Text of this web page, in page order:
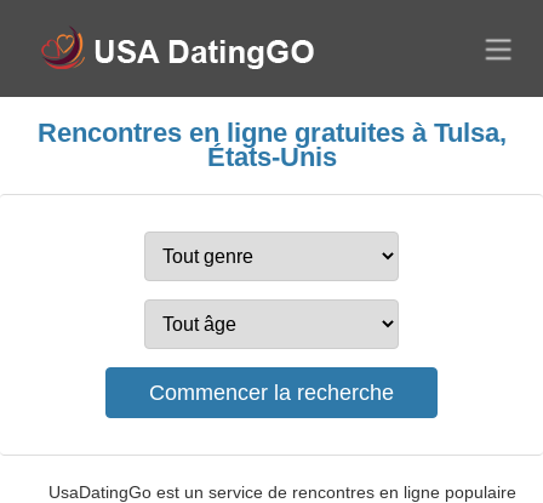
Rencontres en ligne gratuites à Tulsa,
États-Unis
UsaDatingGo est un service de rencontres en ligne populaire